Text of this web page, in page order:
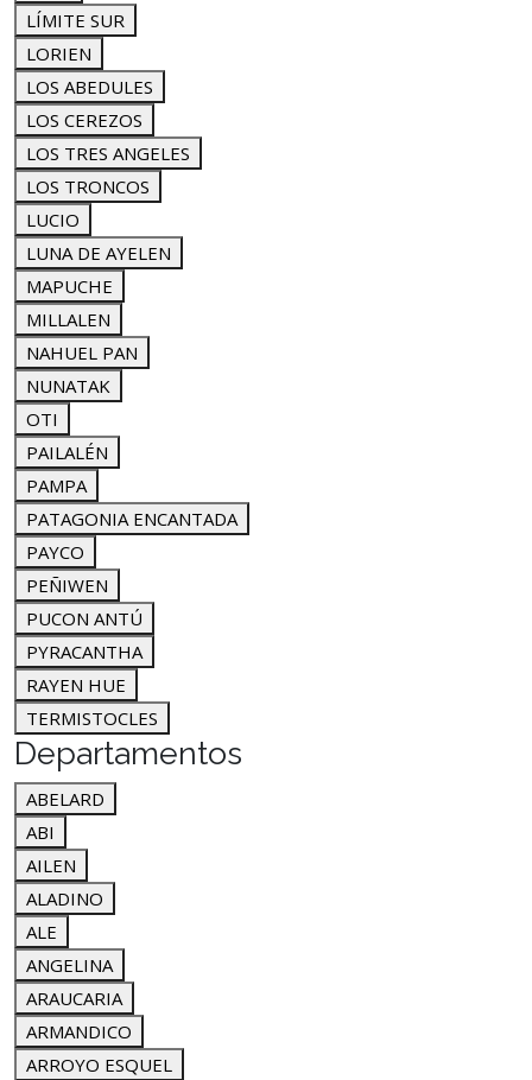
LÍMITE SUR
LORIEN
LOS ABEDULES
LOS CEREZOS
LOS TRES ANGELES
LOS TRONCOS
LUCIO
LUNA DE AYELEN
MAPUCHE
MILLALEN
NAHUEL PAN
NUNATAK
OTI
PAILALÉN
PAMPA
PATAGONIA ENCANTADA
PAYCO
PEÑIWEN
PUCON ANTÚ
PYRACANTHA
RAYEN HUE
TERMISTOCLES
Departamentos
ABELARD
ABI
AILEN
ALADINO
ALE
ANGELINA
ARAUCARIA
ARMANDICO
ARROYO ESQUEL